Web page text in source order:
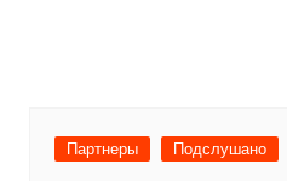
Партнеры Подслушано